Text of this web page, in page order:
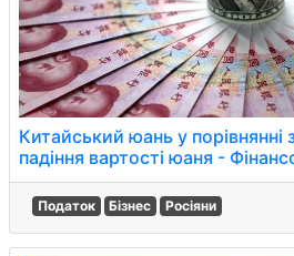
Китайський юань у
падіння вартості юаня -
Податок Бізнес Росіяни